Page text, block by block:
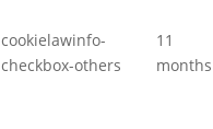
cookielawinfo-
checkbox-others
11
months